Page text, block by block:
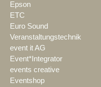
Epson
ETC
Euro Sound
Veranstaltungstechnik
event it AG
Event*Integrator
events creative
Eventshop